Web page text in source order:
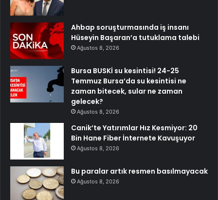
Ahbap soruşturmasında iş insanı
Hüseyin Başaran’a tutuklama talebi
Ağustos 8, 2026
Bursa BUSKİ su kesintisi! 24-25
Temmuz Bursa’da su kesintisi ne
zaman bitecek, sular ne zaman
gelecek?
Ağustos 8, 2026
Canik’te Yatırımlar Hız Kesmiyor: 20
Bin Hane Fiber İnternete Kavuşuyor
Ağustos 8, 2026
Bu paralar artık resmen basılmayacak
Ağustos 8, 2026